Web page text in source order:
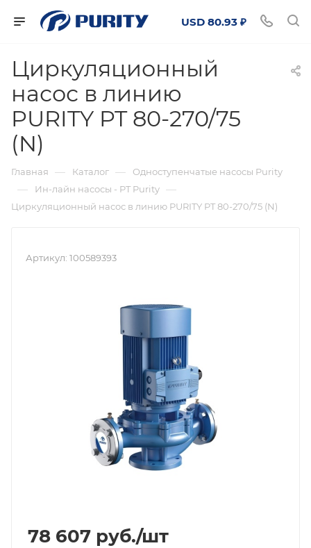
USD 80.93 ₽
Циркуляционный
насос в линию
PURITY PT 80-270/75
(N)
Главная — Каталог — Одноступенчатые насосы Purity
— Ин-лайн насосы - PT Purity —
Циркуляционный насос в линию PURITY PT 80-270/75 (N)
Артикул: 100589393
78 607 руб./шт